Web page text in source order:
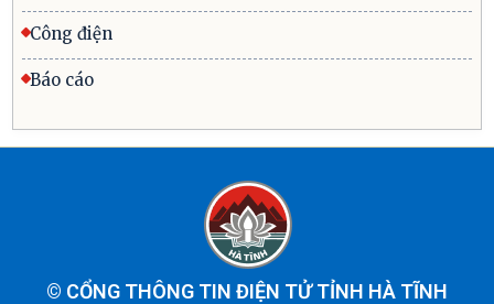
Công điện
Báo cáo
© CỔNG THÔNG TIN ĐIỆN TỬ TỈNH HÀ TĨNH